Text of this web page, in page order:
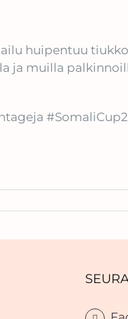
huipentuu
ja muilla